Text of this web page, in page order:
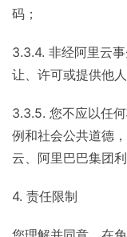
码；
3.3.4. 非经阿里云
让、许可或提供他
3.3.5. 您不应以任
例和社会公共道德
云、阿里巴巴集团
4. 责任限制